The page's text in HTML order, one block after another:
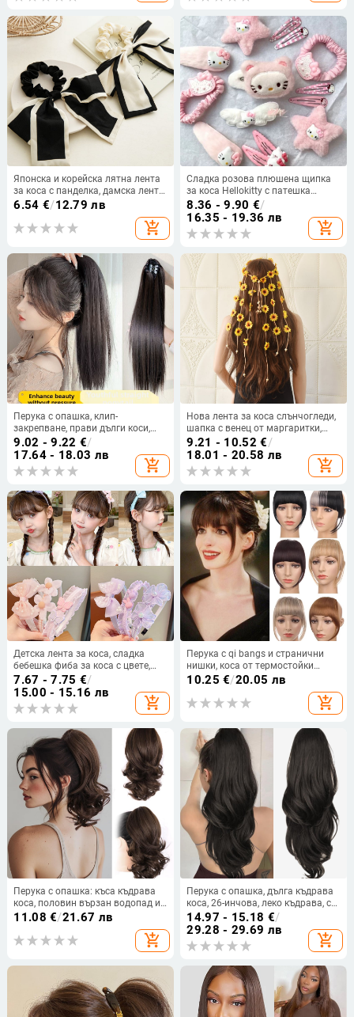
Японска и корейска лятна лента
за коса с панделка, дамска лента
за вратовръзка, панделка Ponda,
лента за коса с дебело черво,
шапка на място
6.54 €/12.79 лв
add_shopping_cart
Сладка розова плюшена щипка
за коса Hellokitty с патешка
човка, комбинация от японско
момиче KT Cat, аксесоари за коса
с анимационен герой, странична
фиба
8.36 - 9.90 €/
16.35 - 19.36 лв
add_shopping_cart
Перука с опашка, клип-
закрепване, прави дълги коси,
естествен вид, термоустойчива
нишка
9.02 - 9.22 €/
17.64 - 18.03 лв
add_shopping_cart
Нова лента за коса слънчогледи,
шапка с венец от маргаритки,
бохемска лента за глава,
аксесоари за коса, дамски свеж
стил
9.21 - 10.52 €/
18.01 - 20.58 лв
add_shopping_cart
Детска лента за коса, сладка
бебешка фиба за коса с цвете,
бебешка лента за коса с
панделка, сладки аксесоари за
коса
7.67 - 7.75 €/
15.00 - 15.16 лв
add_shopping_cart
Перука с qi bangs и странични
нишки, коса от термостойки
нишки, увеличава обема
10.25 €/20.05 лв
add_shopping_cart
Перука с опашка: къса къдрава
коса, половин вързан водопад и
щипка за закрепване,
фибър
11.08 €/21.67 лв
add_shopping_cart
Перука с опашка, дълга къдрава
коса, 26-инчова, леко къдрава, с
връзка за стягане, висока
опашка
14.97 - 15.18 €/
29.28 - 29.69 лв
add_shopping_cart